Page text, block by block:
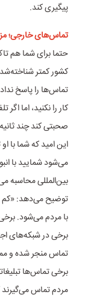
پیگیری کند.
تماس‌های خارجی؛
حتما برای شما هم
کشور کمتر
تماس‌ها را پاسخ
کار را نکنید، اما
صحبتی کند چند
این امید که شما با
می‌شود شمایید با
بین‌المللی محاسبه
توضیح می‌دهد: «کم
با مردم می‌شود.
برخی در شبکه‌های
تماس منجر شده و
برخی تماس‌ها
مردم تماس